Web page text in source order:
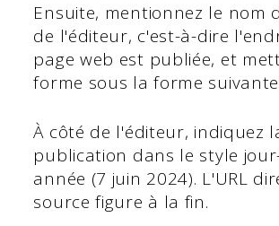
Ensuite, mentionnez le nom
de l'éditeur, c'est-à-dire
page web est publiée, et
forme sous la forme suivante
À côté de l'éditeur, indiquez
publication dans le style
année (7 juin 2024). L'URL
source figure à la fin.